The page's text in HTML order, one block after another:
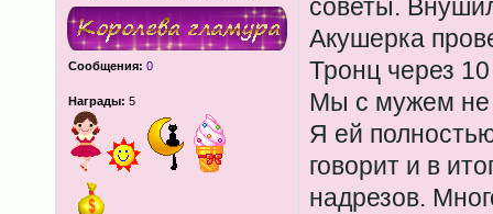
Сообщения: 0
Награды: 5
советы.
Акушерка
Тронц через
Мы с мужем не
Я ей
говорит и в
надрезов.